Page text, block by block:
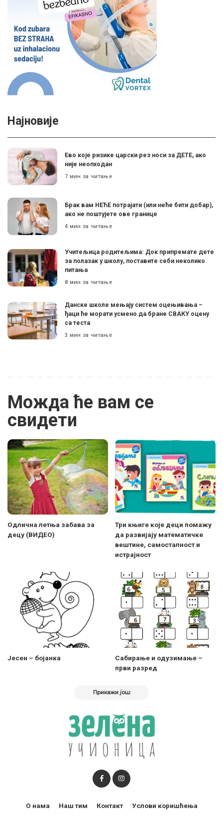
Најновије
Ево које ризике царски рез носи за ДЕТЕ, ако
није неопходан
7 мин за читање
Брак вам НЕЋЕ потрајати (или неће бити добар),
ако не поштујете ове границе
4 мин за читање
Учитељица родитељима: Док припремате дете
за полазак у школу, поставите себи неколико
питања
8 мин за читање
Данске школе мењају систем оцењивања –
ђаци ће морати усмено да бране СВАКУ оцену
са теста
3 мин за читање
Можда ће вам се
свидети
Одлична летња забава за
децу (ВИДЕО)
Три књиге које деци помажу
да развијају математичке
вештине, самосталност и
истрајност
Јесен – бојанка
Сабирање и одузимање –
први разред
Прикажи још
О нама Наш тим Контакт Услови коришћења